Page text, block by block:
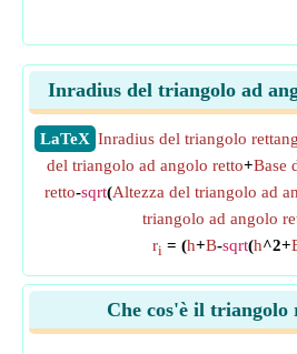
Inradius del triangolo ad
​LaTeX Inradius del triangolo
del triangolo ad angolo retto+Base
retto-sqrt(Altezza del triangolo ad
triangolo ad angolo
ri = (h+B-sqrt(h^2+
Che cos'è il triangolo